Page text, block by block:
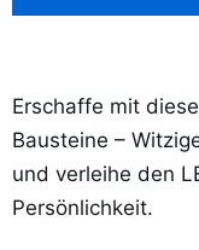
Erschaffe mit
Bausteine –
und verleihe den
Persönlichkeit.